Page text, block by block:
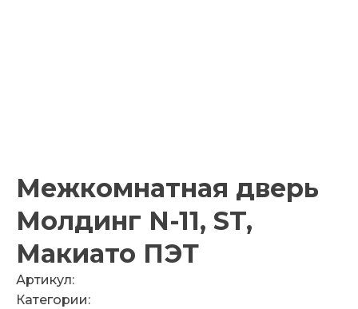
Межкомнатная дверь
Молдинг N-11, ST,
Макиато ПЭТ
Артикул:
Категории: